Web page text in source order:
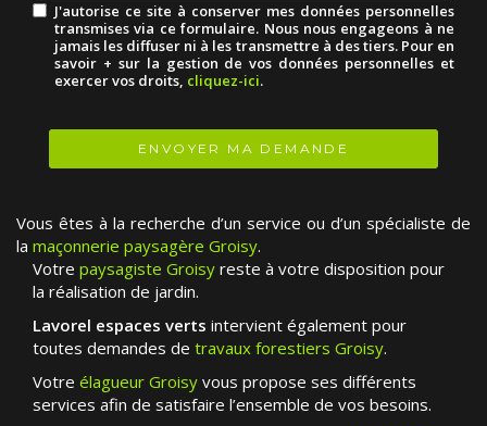
J'autorise ce site à conserver mes données personnelles
transmises via ce formulaire. Nous nous engageons à ne
jamais les diffuser ni à les transmettre à des tiers. Pour en
savoir + sur la gestion de vos données personnelles et
exercer vos droits, cliquez-ici.
ENVOYER MA DEMANDE
Vous êtes à la recherche d’un service ou d’un spécialiste de
la maçonnerie paysagère Groisy.
Votre paysagiste Groisy reste à votre disposition pour
la réalisation de jardin.
Lavorel espaces verts intervient également pour
toutes demandes de travaux forestiers Groisy.
Votre élagueur Groisy vous propose ses différents
services afin de satisfaire l’ensemble de vos besoins.